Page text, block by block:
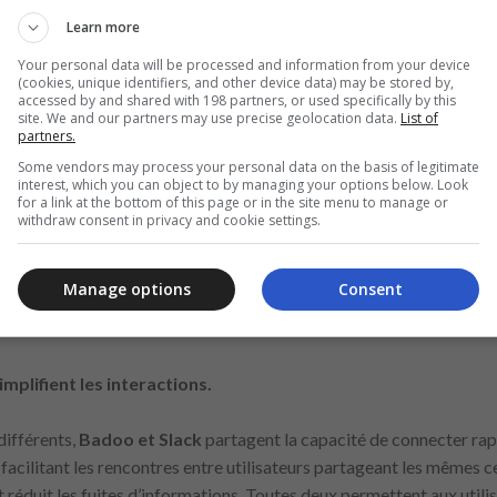
: protection des données et contrôles d’accès.
aussi bien aux petites équipes qu’aux grandes entreprises
bien structurée.
d’entreprise
les relations personnelles, Slackest conçu pour améliorer la
entreprises, les organisations et les équipes de projet, il propose
outils externes et des fonctionnalités de partage de fichiers.
des e-mails et des réunions en centralisant les
les interactions.
Badoo et Slack partagent la capacité de connecter
les rencontres entre utilisateurs partageant les mêmes
Learn more
Your personal data will be processed and information from your device
(cookies, unique identifiers, and other device data) may be stored by,
accessed by and shared with 198 partners, or used specifically by this
site. We and our partners may use precise geolocation data. List of
partners.
Some vendors may process your personal data on the basis of legitimate
interest, which you can object to by managing your options below. Look
for a link at the bottom of this page or in the site menu to manage or
withdraw consent in privacy and cookie settings.
Consent
Manage options